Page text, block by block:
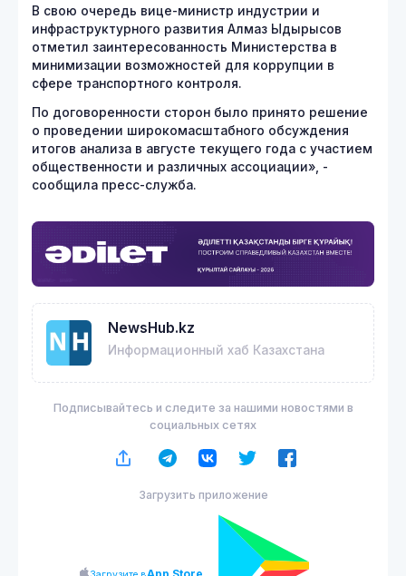
В свою очередь вице-министр индустрии и
инфраструктурного развития Алмаз Ыдырысов
отметил заинтересованность Министерства в
минимизации возможностей для коррупции в
сфере транспортного контроля.
По договоренности сторон было принято решение
о проведении широкомасштабного обсуждения
итогов анализа в августе текущего года с участием
общественности и различных ассоциации», -
сообщила пресс-служба.
NewsHub.kz
Информационный хаб Казахстана
Подписывайтесь и следите за нашими новостями в
социальных сетях
Загрузить приложение